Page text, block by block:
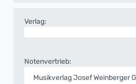
Verlag:
Notenvertrieb:
Musikverlag Josef Weinberger